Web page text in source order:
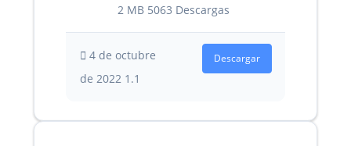
2 MB 5063 Descargas
4 de octubre
de 2022 1.1
Descargar